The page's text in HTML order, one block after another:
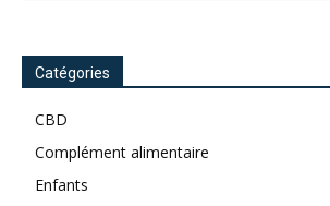
Catégories
CBD
Complément alimentaire
Enfants